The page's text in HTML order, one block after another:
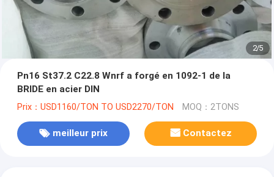
2/5
Pn16 St37.2 C22.8 Wnrf a forgé en 1092-1 de la
BRIDE en acier DIN
Prix：USD1160/TON TO USD2270/TON MOQ：2TONS
meilleur prix Contactez